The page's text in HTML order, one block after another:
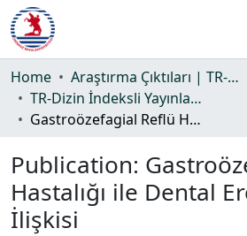
Communities & Collections
All of DSpace
Guide
Home
Araştırma Çıktıları | TR-Dizin | WoS | Scopus | PubMed
TR-Dizin İndeksli Yayınlar Koleksiyonu
Gastroözefagial Reflü Hastalığı ile Dental Erozyonun İlişkisi
Publication:
Hastalığı ile Dental
İlişkisi